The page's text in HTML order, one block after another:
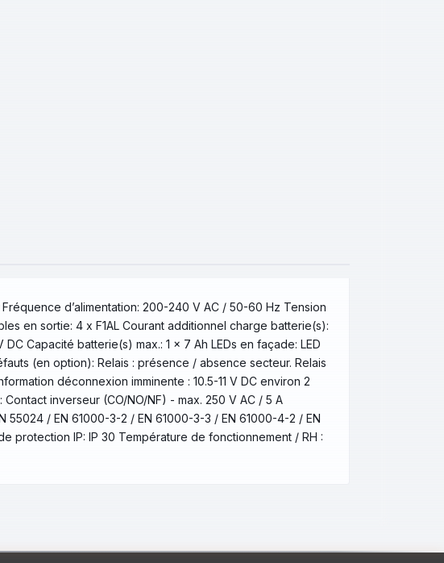
d’alimentation: 200-240 V AC / 50-60 Hz Tension
en sortie: 4 x F1AL Courant additionnel charge batterie(s):
Capacité batterie(s) max.: 1 x 7 Ah LEDs en façade: LED
(en option): Relais : présence / absence secteur. Relais
déconnexion imminente : 10.5-11 V DC environ 2
inverseur (CO/NO/NF) - max. 250 V AC / 5 A
55024 / EN 61000-3-2 / EN 61000-3-3 / EN 61000-4-2 / EN
protection IP: IP 30 Température de fonctionnement / RH :